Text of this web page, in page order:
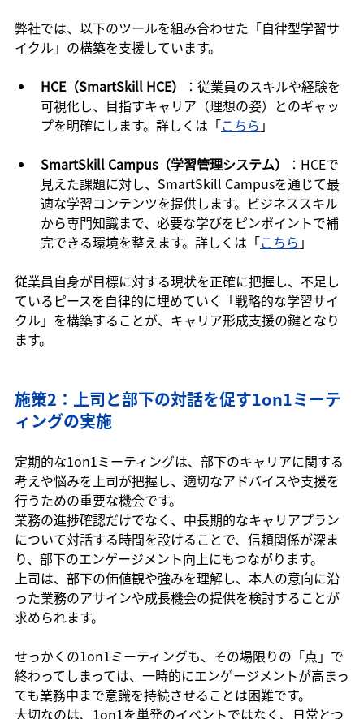
弊社では、以下のツールを組み合わせた「自律型学習サ
イクル」の構築を支援しています。
HCE（SmartSkill HCE）
：従業員のスキルや経験を
可視化し、目指すキャリア（理想の姿）とのギャッ
プを明確にします。詳しくは「こちら 」
SmartSkill Campus（学習管理システム）
：HCEで
見えた課題に対し、SmartSkill Campusを通じて最
適な学習コンテンツを提供します。ビジネススキル
から専門知識まで、必要な学びをピンポイントで補
完できる環境を整えます。詳しくは「こちら 」
従業員自身が目標に対する現状を正確に把握し、不足し
ているピースを自律的に埋めていく「戦略的な学習サイ
クル」を構築することが、キャリア形成支援の鍵となり
ます。
施策2：上司と部下の対話を促す1on1ミーテ
ィングの実施
定期的な1on1ミーティングは、部下のキャリアに関する
考えや悩みを上司が把握し、適切なアドバイスや支援を
行うための重要な機会です。
業務の進捗確認だけでなく、中長期的なキャリアプラン
について対話する時間を設けることで、信頼関係が深ま
り、部下のエンゲージメント向上にもつながります。
上司は、部下の価値観や強みを理解し、本人の意向に沿
った業務のアサインや成長機会の提供を検討することが
求められます。
せっかくの1on1ミーティングも、その場限りの「点」で
終わってしまっては、一時的にエンゲージメントが高まっ
ても業務中まで意識を持続させることは困難です。
大切なのは、1on1を単発のイベントではなく、日常とつ